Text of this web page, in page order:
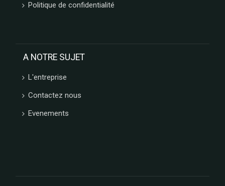
Politique de confidentialité
A NOTRE SUJET
L'entreprise
Contactez nous
Evenements